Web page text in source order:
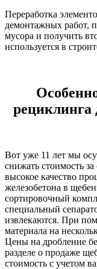
Переработка
демонтажных работ,
мусора и получить
используется в
рециклинга
Вот уже 11 лет мы
снижать стоимость
высокое качество
железобетона в
сортировочный
специальный
извлекаются. При
материала на
Цены на дробление
разделе о продаже
стоимость с учетом